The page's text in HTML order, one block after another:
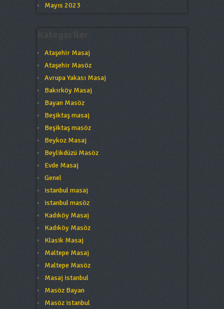
Mayıs 2023
Ataşehir Masaj
Ataşehir Masöz
Avrupa Yakası Masaj
Bakırköy Masaj
Bayan Masöz
Beşiktaş masaj
Beşiktaş masöz
Beykoz Masaj
Beylikdüzü Masöz
Evde Masaj
Genel
istanbul masaj
istanbul masöz
Kadıköy Masaj
Kadıköy Masöz
Klasik Masaj
Maltepe Masaj
Maltepe Masöz
Masaj istanbul
Masöz Bayan
Masöz istanbul